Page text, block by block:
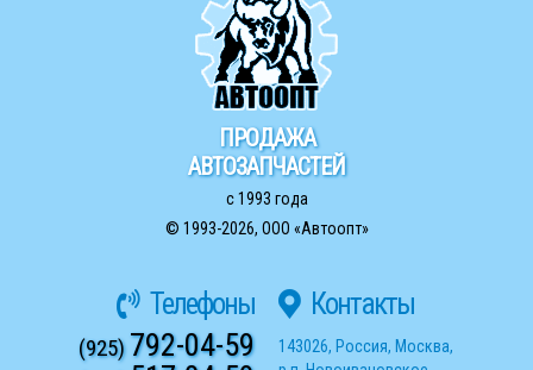
ПРОДАЖА
АВТОЗАПЧАСТЕЙ
с 1993 года
© 1993-2026, ООО «Автоопт»
Телефоны
(925)792-04-59
Контакты
143026, Россия, Москва,